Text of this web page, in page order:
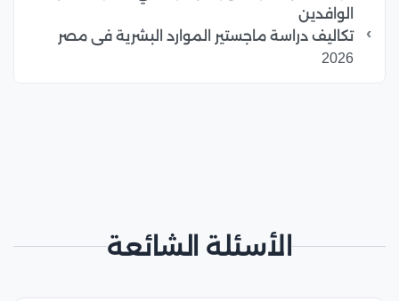
الوافدين
تكاليف دراسة ماجستير الموارد البشرية فى مصر
2026
الأسئلة الشائعة